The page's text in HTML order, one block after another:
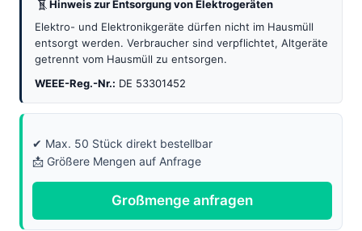
Hinweis zur Entsorgung von Elektrogeräten
Elektro- und Elektronikgeräte dürfen nicht im Hausmüll
entsorgt werden. Verbraucher sind verpflichtet, Altgeräte
getrennt vom Hausmüll zu entsorgen.
WEEE-Reg.-Nr.: DE 53301452
✔ Max. 50 Stück direkt bestellbar
📩 Größere Mengen auf Anfrage
Großmenge anfragen